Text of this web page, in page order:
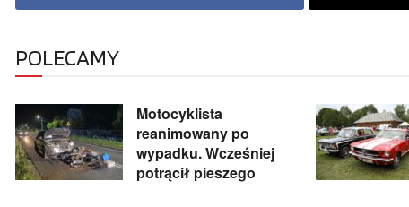
POLECAMY
Motocyklista
reanimowany po
wypadku. Wcześniej
potrącił pieszego